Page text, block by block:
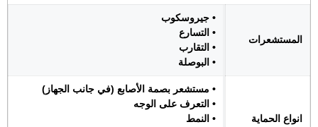
المستشعرات
• جيروسكوب
• التسارع
• التقارب
• البوصلة
انواع الحماية
• مستشعر بصمة الأصابع (في جانب الجهاز)
• التعرف على الوجه
• النمط